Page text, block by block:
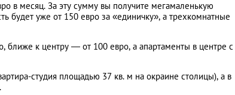
в месяц. За эту сумму вы получите мегамаленькую
будет уже от 150 евро за «единичку», а трехкомнатные
к центру — от 100 евро, а апартаменты в центре с
студия площадью 37 кв. м на окраине столицы), а в